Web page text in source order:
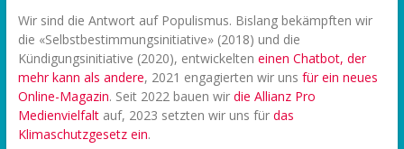
Wir sind die Antwort auf Populismus. Bislang bekämpften wir
die «Selbstbestimmungsinitiative» (2018) und die
Kündigungsinitiative (2020), entwickelten einen Chatbot, der
mehr kann als andere, 2021 engagierten wir uns für ein neues
Online-Magazin. Seit 2022 bauen wir die Allianz Pro
Medienvielfaltauf, 2023 setzten wir uns für das
Klimaschutzgesetz ein.